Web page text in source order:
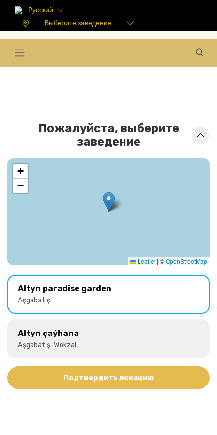
Русский
Выберите заведение
Пожалуйста, выберите
заведение
+
−
Leaflet | ©OpenStreetMap
Altyn paradise garden
Aşgabat ş.
Altyn çaýhana
Aşgabat ş. Wokzal
Подтвердить локацию